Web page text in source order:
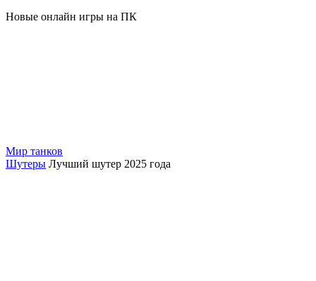
Новые онлайн игры на ПК
Мир танков
Шутеры Лучший шутер 2025 года